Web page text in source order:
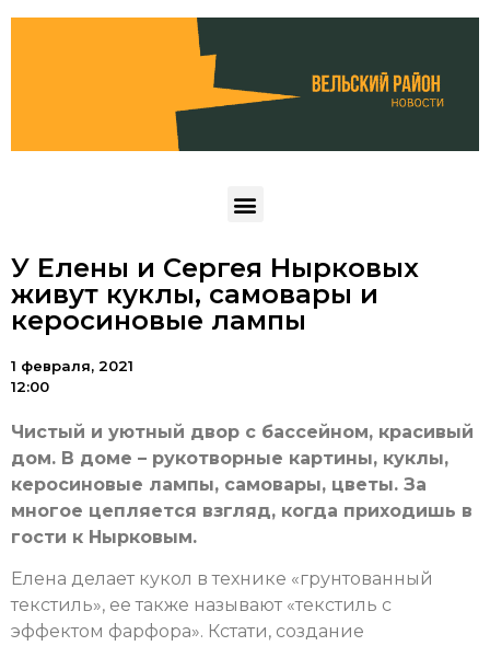
У Елены и Сергея Нырковых
живут куклы, самовары и
керосиновые лампы
1 февраля, 2021
12:00
Чистый и уютный двор с бассейном, красивый
дом. В доме – рукотворные картины, куклы,
керосиновые лампы, самовары, цветы. За
многое цепляется взгляд, когда приходишь в
гости к Нырковым.
Елена делает кукол в технике «грунтованный
текстиль», ее также называют «текстиль с
эффектом фарфора». Кстати, создание